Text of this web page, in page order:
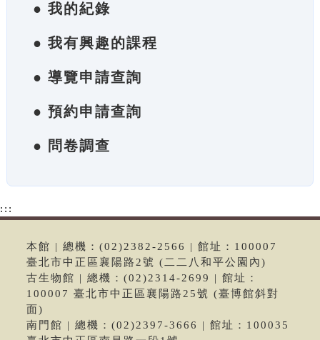
● 我的紀錄
● 我有興趣的課程
● 導覽申請查詢
● 預約申請查詢
● 問卷調查
:::
本館 | 總機：(02)2382-2566 | 館址：100007
臺北市中正區襄陽路2號 (二二八和平公園內)
古生物館 | 總機：(02)2314-2699 | 館址：
100007 臺北市中正區襄陽路25號 (臺博館斜對
面)
南門館 | 總機：(02)2397-3666 | 館址：100035